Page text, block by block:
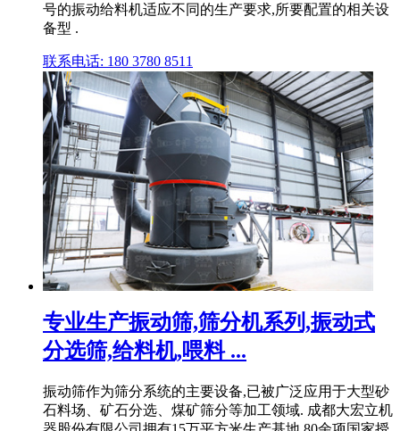
号的振动给料机适应不同的生产要求,所要配置的相关设
备型 .
联系电话: 180 3780 8511
专业生产振动筛,筛分机系列,振动式
分选筛,给料机,喂料 ...
振动筛作为筛分系统的主要设备,已被广泛应用于大型砂
石料场、矿石分选、煤矿筛分等加工领域. 成都大宏立机